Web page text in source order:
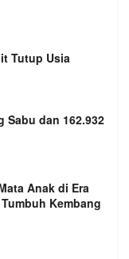
Tutup Usia
Sabu dan 162.932
Anak di Era
Kembang